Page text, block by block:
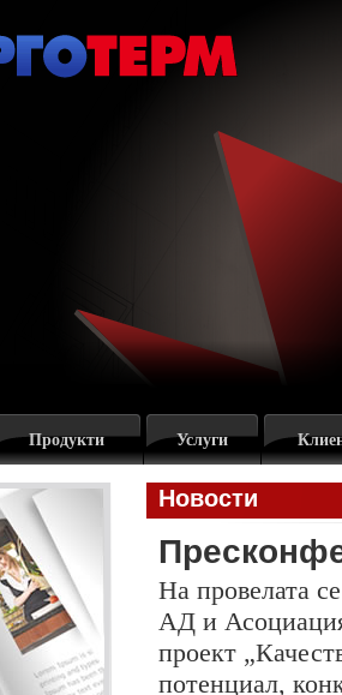
Продукти Услуги
Новости
На провелата
АД и
проект
потенциал,